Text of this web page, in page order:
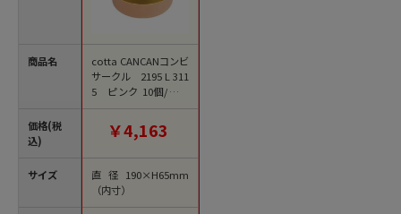
商品名
価格(税
込)
サイズ
cotta CANCANコンビ
サークル 2195 L 311
5 ピンク 10個/セッ
ト（ご注文単位1セッ
ト）【直送品】
￥4,163
直径190×H65mm
（内寸）